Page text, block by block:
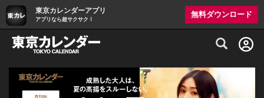
東京カレンダーアプリ
アプリなら超サクサク！
無料ダウンロード
グルメ情報・プレミアムレストラン予約